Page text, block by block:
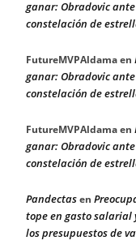
ganar: Obradovic
constelación de
FutureMVPAldamaen
ganar: Obradovic
constelación de
FutureMVPAldamaen
ganar: Obradovic
constelación de
Pandectasen
tope en gasto salarial
los presupuestos de